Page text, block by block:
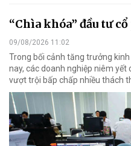
“Chìa khóa” đầu tư
09/08/2026 11:02
Trong bối cảnh tăng trưởng
nay, các doanh nghiệp niêm
vượt trội bấp chấp nhiều thách